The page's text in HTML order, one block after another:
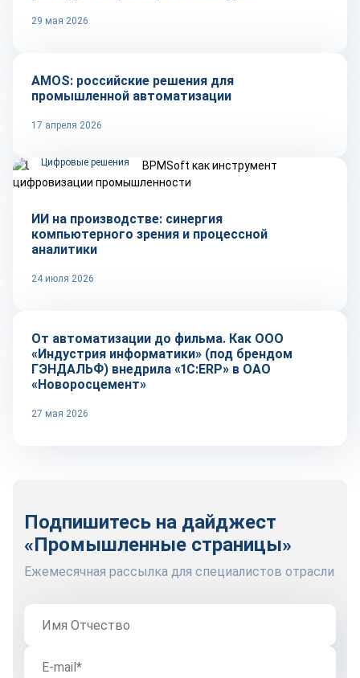
29 мая 2026
Автоматизация
AMOS: российские решения для
промышленной автоматизации
17 апреля 2026
Цифровые решения
ИИ на производстве: синергия
компьютерного зрения и процессной
аналитики
24 июля 2026
Автоматизация
От автоматизации до фильма. Как ООО
«Индустрия информатики» (под брендом
ГЭНДАЛЬФ) внедрила «1С:ERP» в ОАО
«Новоросцемент»
27 мая 2026
Подпишитесь на дайджест
«Промышленные страницы»
Ежемесячная рассылка для специалистов отрасли